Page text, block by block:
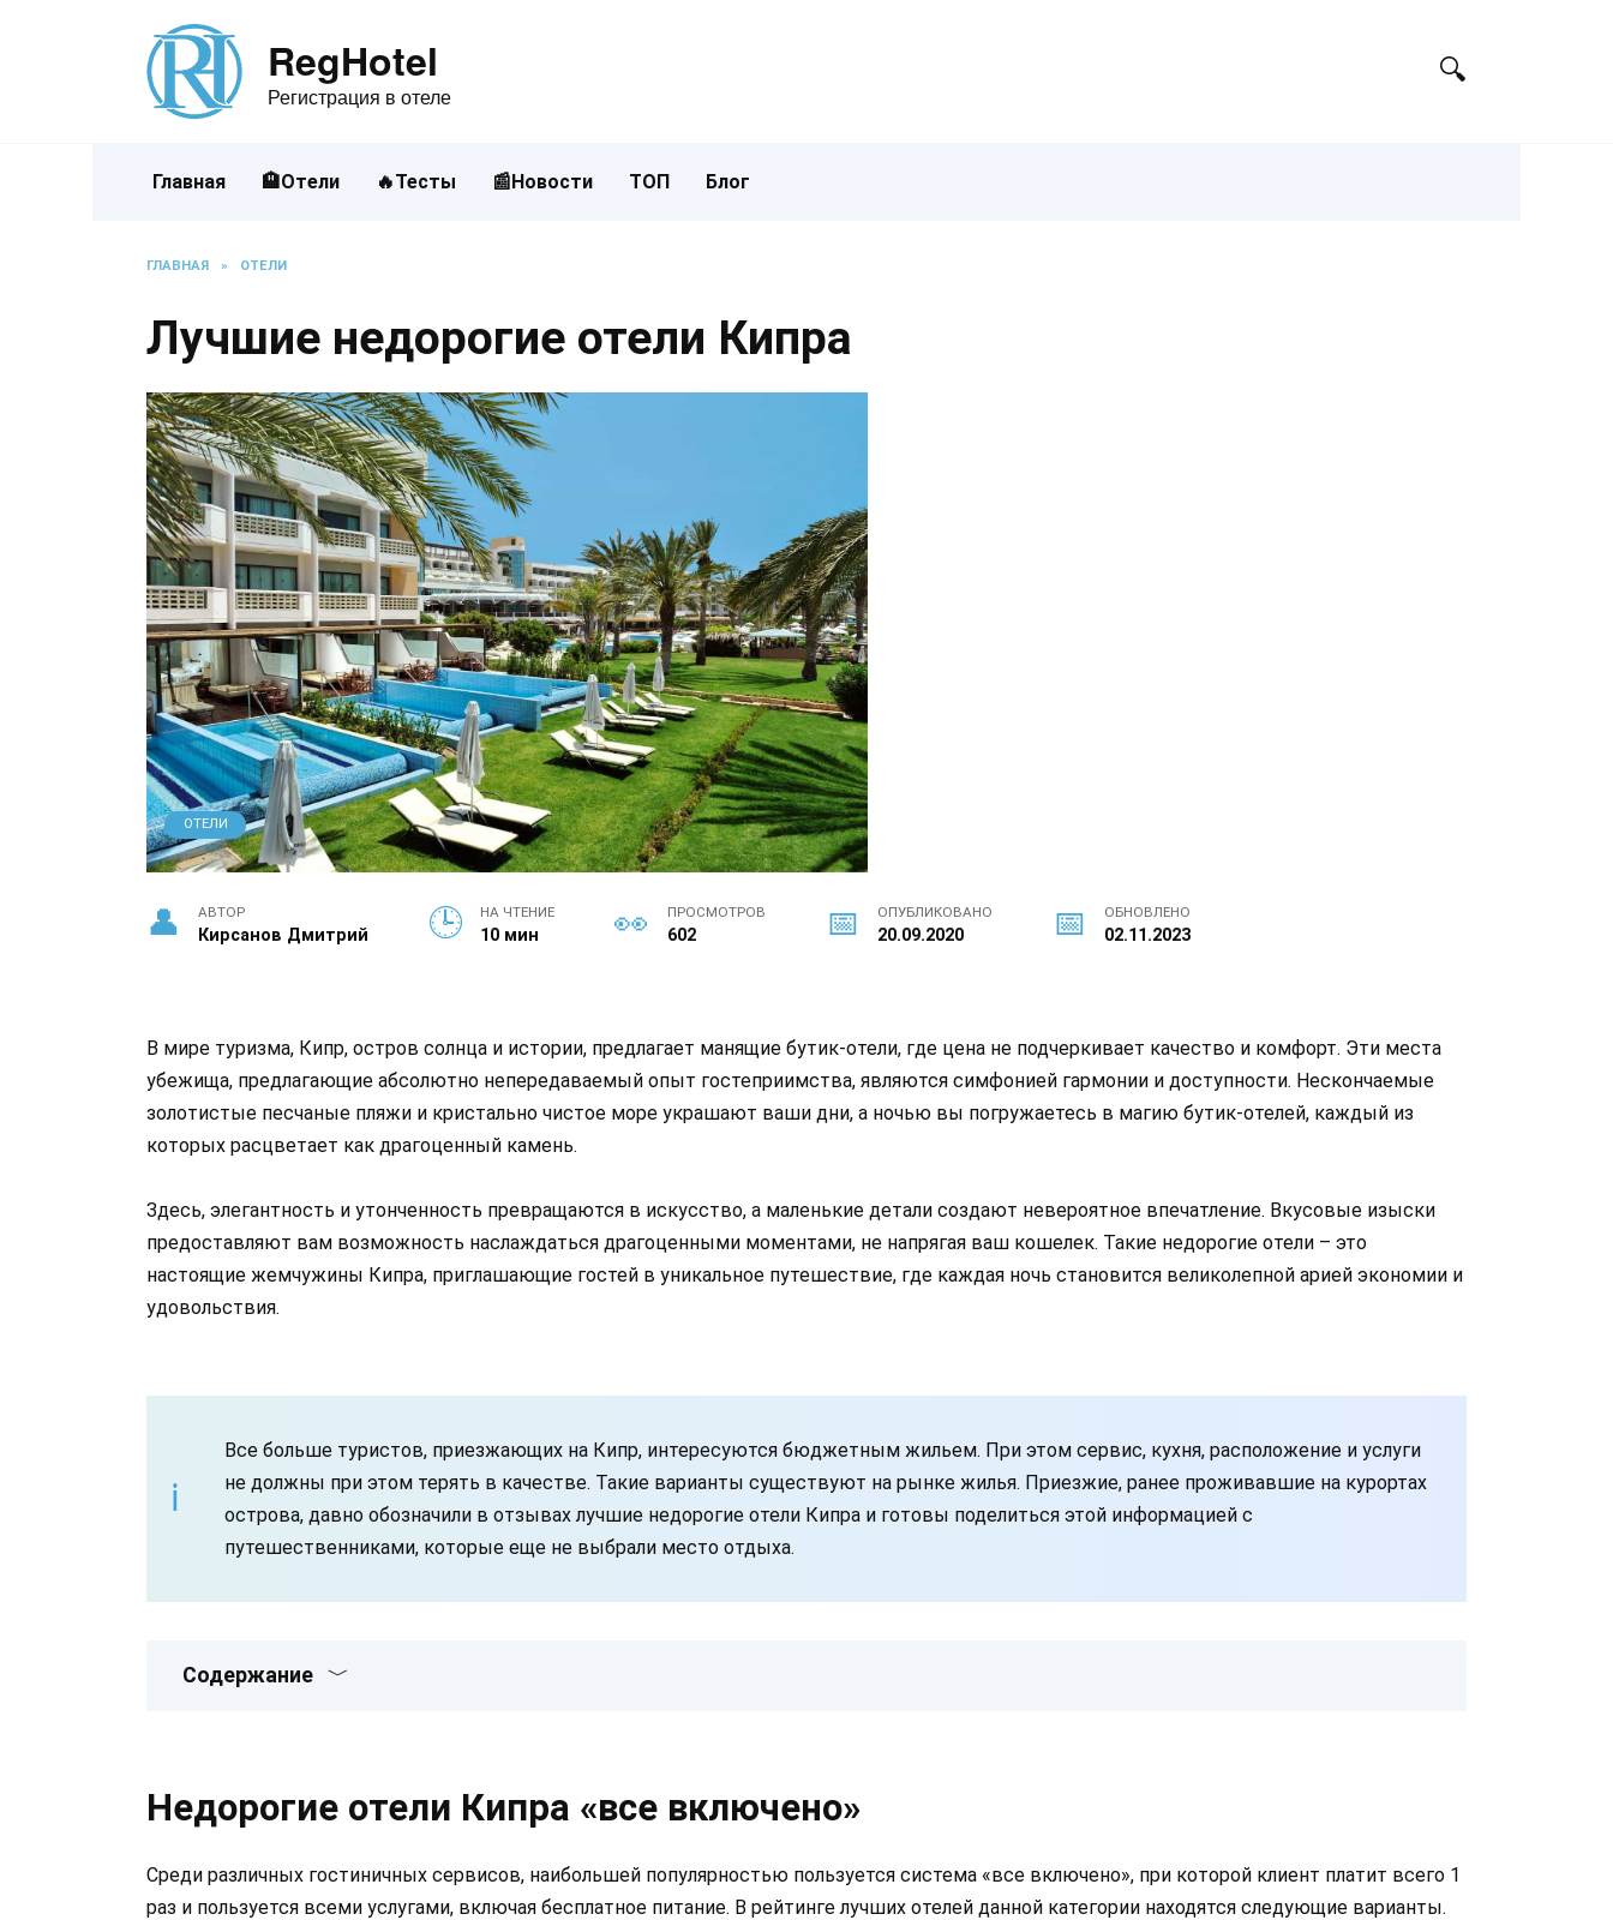
RegHotel
Регистрация в отеле
Главная 🏨Отели 🔥Тесты 📰Новости ТОП Блог
ГЛАВНАЯ » ОТЕЛИ
Лучшие недорогие отели Кипра
ОТЕЛИ
АВТОР
Кирсанов Дмитрий
НА ЧТЕНИЕ
10 мин
ПРОСМОТРОВ
602
ОПУБЛИКОВАНО
20.09.2020
ОБНОВЛЕНО
02.11.2023
В мире туризма, Кипр, остров солнца и истории, предлагает манящие бутик-отели, где цена не подчеркивает качество и комфорт. Эти места
убежища, предлагающие абсолютно непередаваемый опыт гостеприимства, являются симфонией гармонии и доступности. Нескончаемые
золотистые песчаные пляжи и кристально чистое море украшают ваши дни, а ночью вы погружаетесь в магию бутик-отелей, каждый из
которых расцветает как драгоценный камень.
Здесь, элегантность и утонченность превращаются в искусство, а маленькие детали создают невероятное впечатление. Вкусовые изыски
предоставляют вам возможность наслаждаться драгоценными моментами, не напрягая ваш кошелек. Такие недорогие отели – это
настоящие жемчужины Кипра, приглашающие гостей в уникальное путешествие, где каждая ночь становится великолепной арией экономии и
удовольствия.
Все больше туристов, приезжающих на Кипр, интересуются бюджетным жильем. При этом сервис, кухня, расположение и услуги
не должны при этом терять в качестве. Такие варианты существуют на рынке жилья. Приезжие, ранее проживавшие на курортах
острова, давно обозначили в отзывах лучшие недорогие отели Кипра и готовы поделиться этой информацией с
путешественниками, которые еще не выбрали место отдыха.
Содержание
Недорогие отели Кипра «все включено»
Среди различных гостиничных сервисов, наибольшей популярностью пользуется система «все включено», при которой клиент платит всего 1
раз и пользуется всеми услугами, включая бесплатное питание. В рейтинге лучших отелей данной категории находятся следующие варианты.